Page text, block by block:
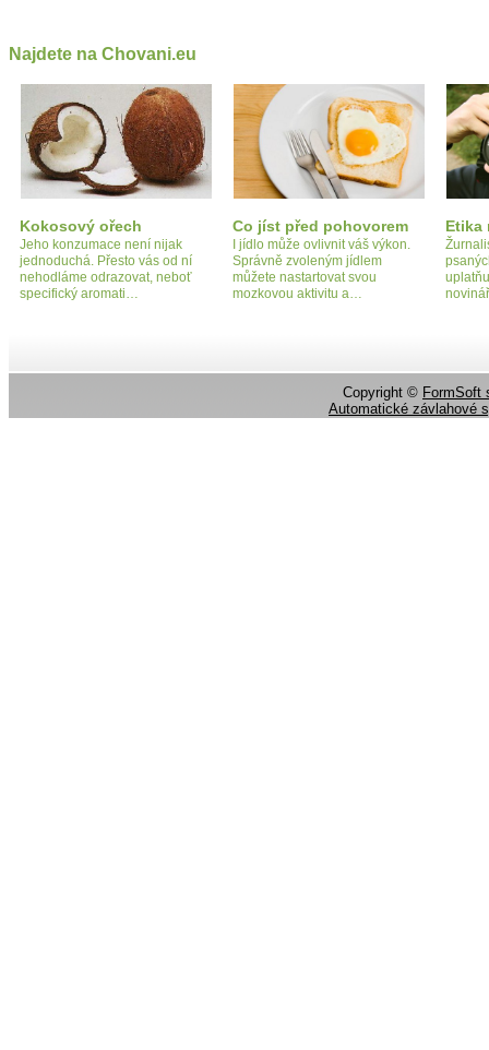
Najdete na Chovani.eu
Kokosový ořech
Jeho konzumace není nijak
jednoduchá. Přesto vás od ní
nehodláme odrazovat, neboť
specifický aromati…
Co jíst před pohovorem
I jídlo může ovlivnit váš výkon.
Správně zvoleným jídlem
můžete nastartovat svou
mozkovou aktivitu a…
Etika
Copyright © FormSoft
Automatické závlahové